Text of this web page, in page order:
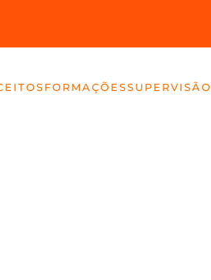
FORMAÇÕESSUPERVISÃO